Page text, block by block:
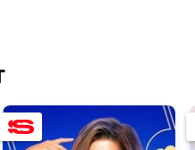
искренности мир,
способны найти